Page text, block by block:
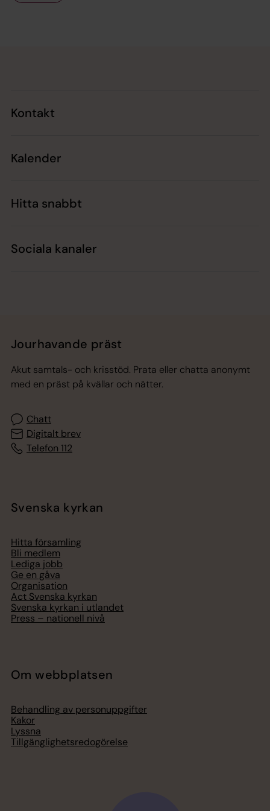
Kontakt
Kalender
Hitta snabbt
Sociala kanaler
Jourhavande präst
Akut samtals- och krisstöd. Prata eller chatta anonymt
med en präst på kvällar och nätter.
Chatt
Digitalt brev
Telefon 112
Svenska kyrkan
Hitta församling
Bli medlem
Lediga jobb
Ge en gåva
Organisation
Act Svenska kyrkan
Svenska kyrkan i utlandet
Press – nationell nivå
Om webbplatsen
Behandling av personuppgifter
Kakor
Lyssna
Tillgänglighetsredogörelse